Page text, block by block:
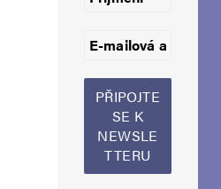
Informujte mě o nových komentářích e-
Alternative: